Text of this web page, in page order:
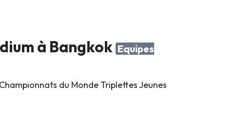
à Bangkok Equipes
du Monde Triplettes Jeunes